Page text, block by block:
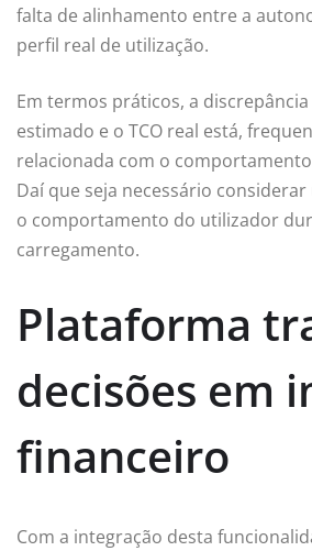
falta de alinhamento entre a
perfil real de utilização.
Em termos práticos, a discrepância
estimado e o TCO real está,
relacionada com o
Daí que seja necessário
o comportamento do utilizador
carregamento.
Plataforma
decisões em
financeiro
Com a integração desta